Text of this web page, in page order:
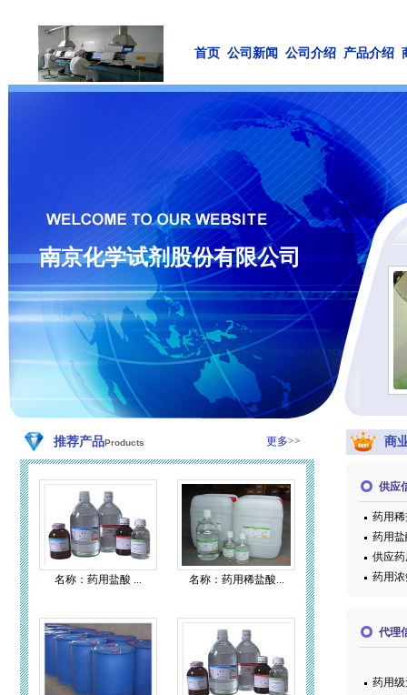
首页 公司新闻 公司介绍 产品介绍
南京化学试剂股份有限公司
推荐产品Products 更多>>
名称：药用盐酸 ... 名称：药用稀盐酸...
商
供应
药用
药用
供应
药用
代理
药用